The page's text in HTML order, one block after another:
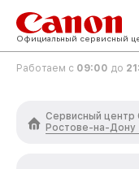
Официальный сервисный
Работаем с 09:00 до
Сервисный центр
Ростове-на-Дону